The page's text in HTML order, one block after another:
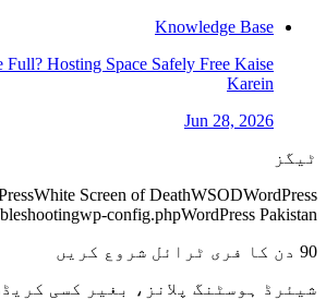
Knowledge Base
Full? Hosting Space Safely Free Kaise
Karein
Jun 28, 2026
ٹیگز
White Screen of DeathWSODWordPress
wp-config.phpWordPress Pakistan
90 دن کا فری ٹرائل شروع کریں
شیئرڈ ہوسٹنگ پلانز، بغیر کسی